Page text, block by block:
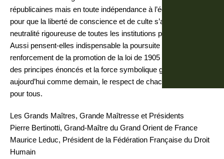
républicaines mais en toute indépendance à l’égard des partis,
pour que la liberté de conscience et de culte s’accorde avec la
neutralité rigoureuse de toutes les institutions publiques.
Aussi pensent-elles indispensable la poursuite et le
renforcement de la promotion de la loi de 1905 dont la clarté
des principes énoncés et la force symbolique garantissent,
aujourd’hui comme demain, le respect de chacun et la justice
pour tous.
Les Grands Maîtres, Grande Maîtresse et Présidents
Pierre Bertinotti, Grand-Maître du Grand Orient de France
Maurice Leduc, Président de la Fédération Française du Droit
Humain